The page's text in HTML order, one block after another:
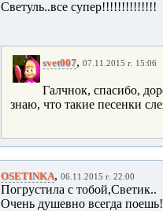
Светуль..все супер!!!!!!!!!!!!!!
svet007, 07.11.2015 г. 15:06
Галчнок, спасибо,
знаю, что такие песенки
OSETINKA, 06.11.2015 г. 22:00
Погрустила с тобой,Светик..
Очень душевно всегда поешь!